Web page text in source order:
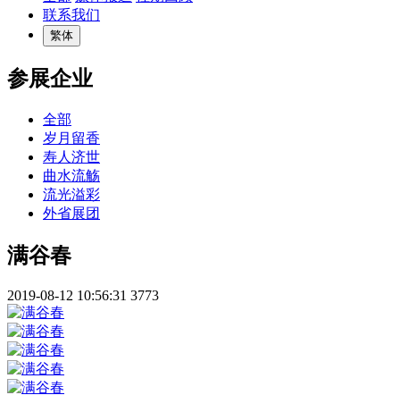
联系我们
繁体
参展企业
全部
岁月留香
寿人济世
曲水流觞
流光溢彩
外省展团
满谷春
2019-08-12 10:56:31 3773